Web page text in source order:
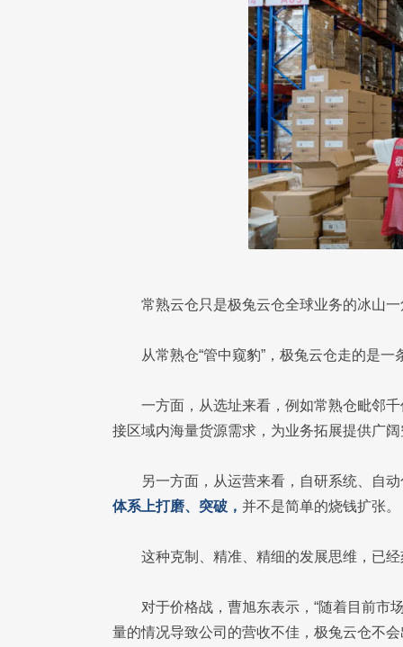
常熟云仓只是极兔云仓全球业务的冰山
从常熟仓“管中窥豹”，极兔云仓走的是一
一方面，从选址来看，例如常熟仓毗邻
接区域内海量货源需求，为业务拓展提供广
另一方面，从运营来看，自研系统、自
体系上打磨、突破， 并不是简单的烧钱扩张。
这种克制、精准、精细的发展思维，已
对于价格战，曹旭东表示，“随着目前市
量的情况导致公司的营收不佳，极兔云仓不